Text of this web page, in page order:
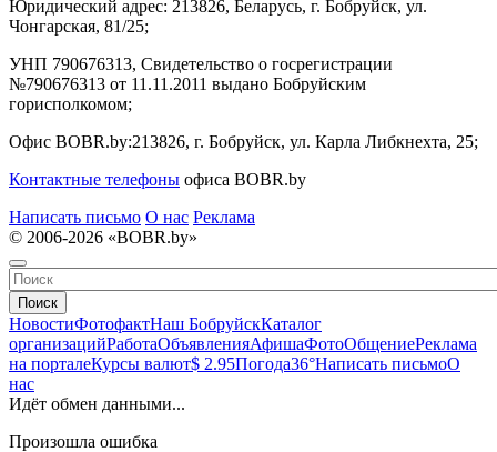
Юридический адрес: 213826, Беларусь, г. Бобруйск, ул.
Чонгарская, 81/25;
УНП 790676313, Свидетельство о госрегистрации
№790676313 от 11.11.2011 выдано Бобруйским
горисполкомом;
Офис BOBR.by:213826, г. Бобруйск, ул. Карла Либкнехта, 25;
Контактные телефоны офиса BOBR.by
Написать письмо О нас Реклама
© 2006-2026 «BOBR.by»
Поиск
НовостиФотофактНаш БобруйскКаталог
организацийРаботаОбъявленияАфишаФотоОбщениеРеклама
на порталеКурсы валют$ 2.95Погода36°Написать письмоО
нас
Идёт обмен данными...
Произошла ошибка